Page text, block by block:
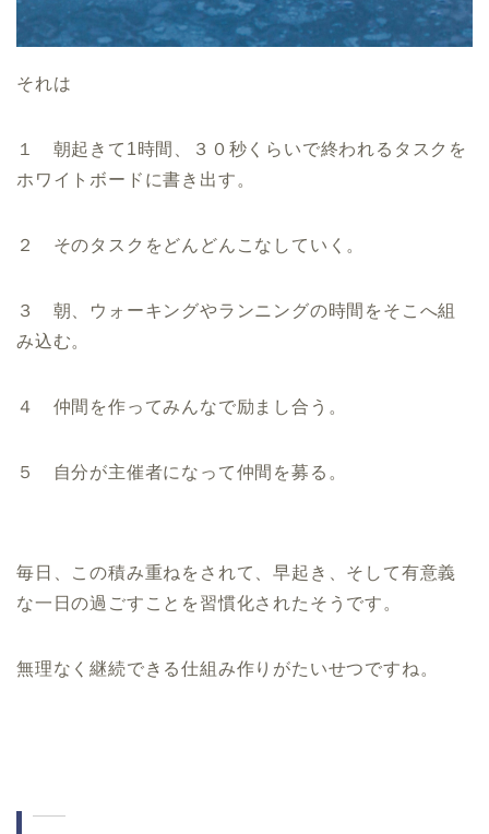
それは
１ 朝起きて1時間、３０秒くらいで終われるタスクを
ホワイトボードに書き出す。
２ そのタスクをどんどんこなしていく。
３ 朝、ウォーキングやランニングの時間をそこへ組
み込む。
４ 仲間を作ってみんなで励まし合う。
５ 自分が主催者になって仲間を募る。
毎日、この積み重ねをされて、早起き、そして有意義
な一日の過ごすことを習慣化されたそうです。
無理なく継続できる仕組み作りがたいせつですね。